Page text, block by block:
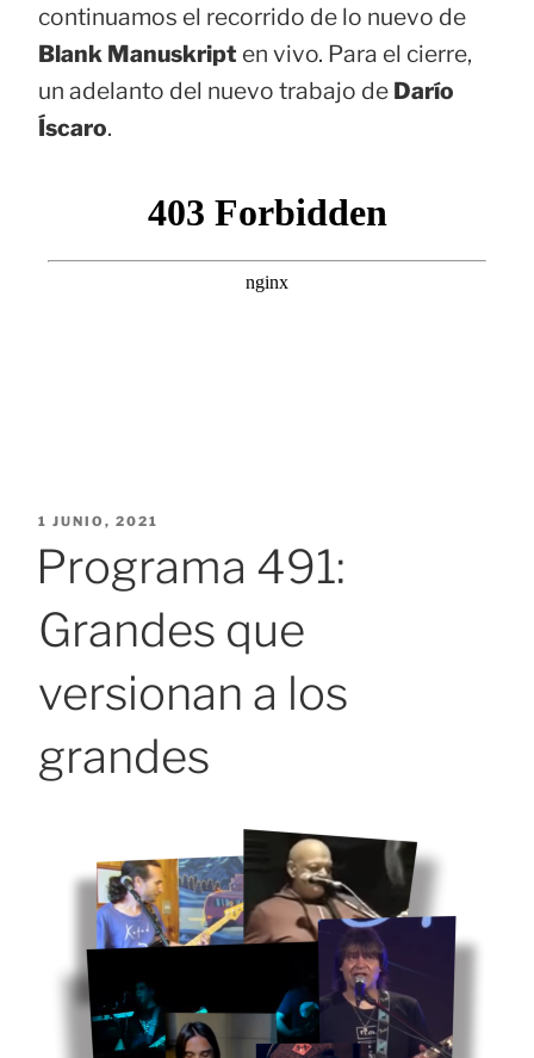
continuamos el recorrido de lo nuevo de
Blank Manuskript en vivo. Para el cierre,
un adelanto del nuevo trabajo de Darío
Íscaro.
PUBLICADO
1 JUNIO, 2021
Programa 491:
Grandes que
versionan a los
grandes